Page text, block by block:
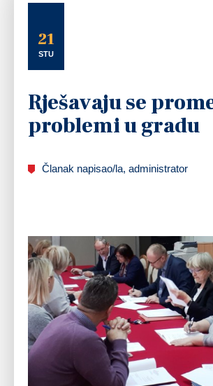
21
STU
Rješavaju se
problemi u gradu
Članak napisao/la, administrator